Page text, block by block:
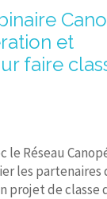
et
faire
le Réseau
les partenaires
projet de classe